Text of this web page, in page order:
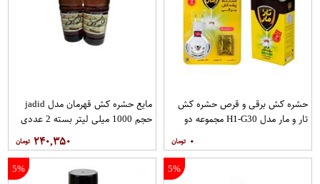
حشره کش برقی و قرص حشره کش
تار و مار مدل H1-G30 مجموعه دو
۰
مایع حشره کش قهرمان مدل jadid
حجم 1000 میلی لیتر بسته 2 عددی
۲۴۰,۳۵۰
5%
5%